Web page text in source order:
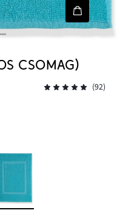
CSOMAG)
(92)